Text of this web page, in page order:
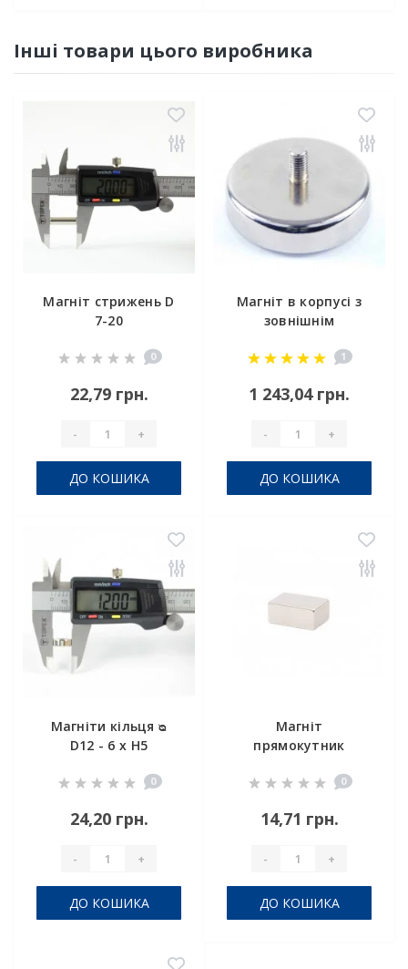
Інші товари цього виробника
Магніт стрижень D
7-20
0
22,79 грн.
- +
ДО КОШИКА
Магніт в корпусі з
зовнішнім
1
1 243,04 грн.
- +
ДО КОШИКА
Магніти кільця ᴓ
D12 - 6 x H5
0
24,20 грн.
- +
ДО КОШИКА
Магніт
прямокутник
0
14,71 грн.
- +
ДО КОШИКА